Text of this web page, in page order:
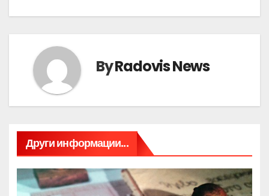
ByRadovis News
Други информации...